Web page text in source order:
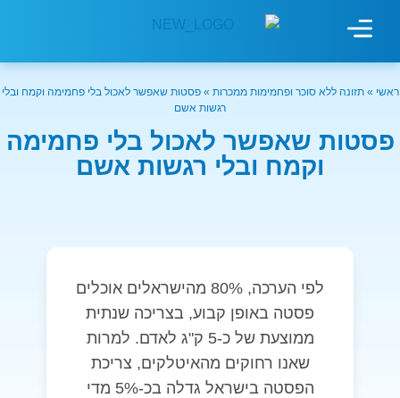
ראשי »תזונה ללא סוכר ופחמימות ממכרות »פסטות שאפשר לאכול בלי פחמימה וקמח ובלי
רגשות אשם
פסטות שאפשר לאכול בלי פחמימה
וקמח ובלי רגשות אשם
לפי הערכה, 80% מהישראלים אוכלים
פסטה באופן קבוע, בצריכה שנתית
ממוצעת של כ-5 ק"ג לאדם. למרות
שאנו רחוקים מהאיטלקים, צריכת
הפסטה בישראל גדלה בכ-5% מדי